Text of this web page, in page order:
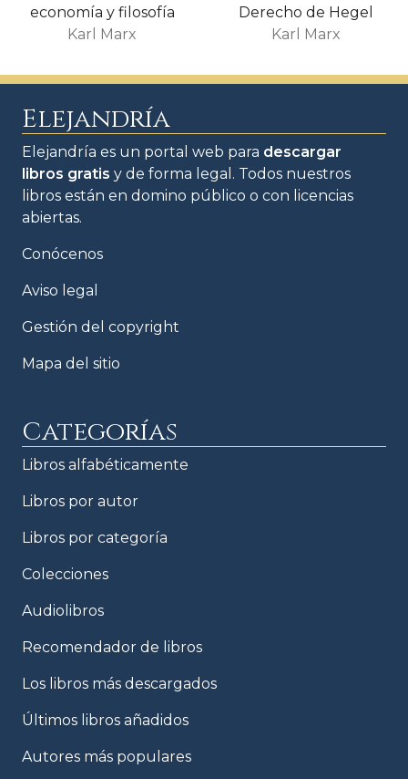
economía y filosofía
Karl Marx
Derecho de Hegel
Karl Marx
Elejandría
Elejandría es un portal web para descargar
libros gratis y de forma legal. Todos nuestros
libros están en domino público o con licencias
abiertas.
Conócenos
Aviso legal
Gestión del copyright
Mapa del sitio
Categorías
Libros alfabéticamente
Libros por autor
Libros por categoría
Colecciones
Audiolibros
Recomendador de libros
Los libros más descargados
Últimos libros añadidos
Autores más populares